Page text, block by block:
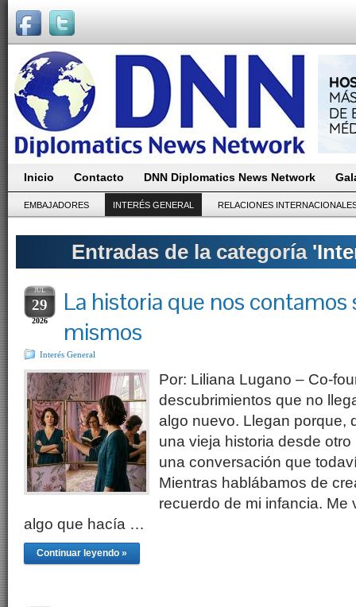
Inicio Contacto DNN Diplomatics News Network
EMBAJADORES INTERÉS GENERAL RELACIONES
Entradas de la categoría
JUL
29
2026
La historia que nos
mismos
Interés General
Por: Liliana Lugano – Co-
descubrimientos que no
algo nuevo. Llegan porque,
una vieja historia desde
una conversación que
Mientras hablábamos de
recuerdo de mi infancia. Me
algo que hacía …
Continuar leyendo »